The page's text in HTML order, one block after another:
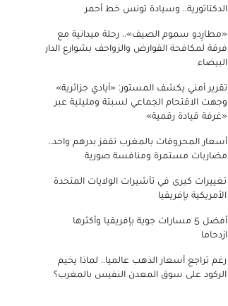
الدكتاتورية.. وسيادة تونس خط أحمر
«مطارِدو سموم الصيف».. رحلة ميدانية مع
فرقة لمكافحة القوارض والزواحف بشوارع الدار
البيضاء
تقرير أمني يكشف المستور: «أيادي جزائرية»
وجهت الاقتحام الجماعي لسبتة ومليلية عبر
«غرفة قيادة رقمية»
أسعار المحروقات بالمغرب تقفز بدرهم واحد..
مضاربات مستمرة ومنافسة صورية
تغييرات كبرى في تأشيرات الولايات المتحدة
الأمريكية بإفريقيا
أفضل 5 مسارات جوية بإفريقيا وأكثرها
ازدحاما
رغم تراجع أسعار الذهب عالميا.. لماذا يخيم
الركود على سوق المعدن النفيس بالمغرب؟